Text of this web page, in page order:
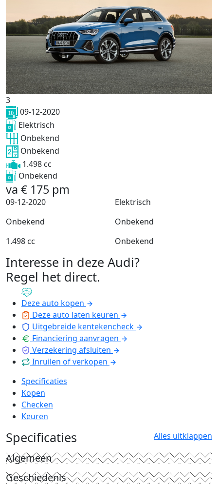
3
09-12-2020
Elektrisch
Onbekend
Onbekend
1.498 cc
Onbekend
va € 175 pm
09-12-2020
Elektrisch
Onbekend
Onbekend
1.498 cc
Onbekend
Interesse in deze Audi?
Regel het direct.
Deze auto kopen
Deze auto laten keuren
Uitgebreide kentekencheck
Financiering aanvragen
Verzekering afsluiten
Inruilen of verkopen
Specificaties
Kopen
Checken
Keuren
Specificaties Alles uitklappen
Algemeen
Geschiedenis